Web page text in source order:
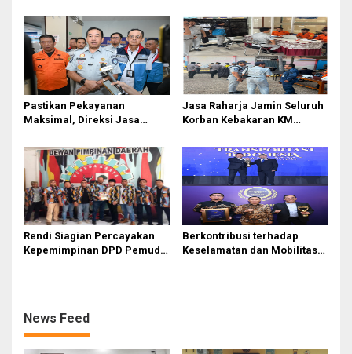
Pasifik Medan Industri
Pastikan Pekayanan
Maksimal, Direksi Jasa
Kebakaran KM Mutiara
Sentosa II
Jasa Raharja Jamin Seluruh
Korban Kebakaran KM
Perairan Sumenep
Rendi Siagian Percayakan
Kepemimpinan DPD Pemuda
Berkontribusi terhadap
Keselamatan dan Mobilitas
News Feed